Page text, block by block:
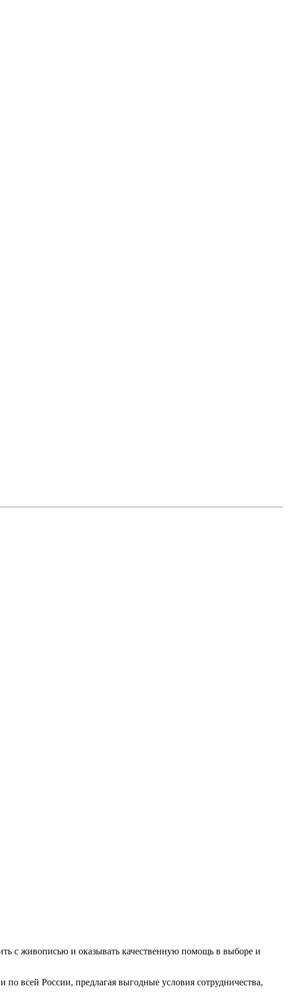
с живописью и оказывать качественную помощь в выборе и
всей России, предлагая выгодные условия сотрудничества,